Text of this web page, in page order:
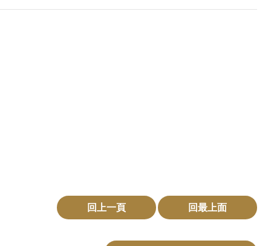
回上一頁 回最上面